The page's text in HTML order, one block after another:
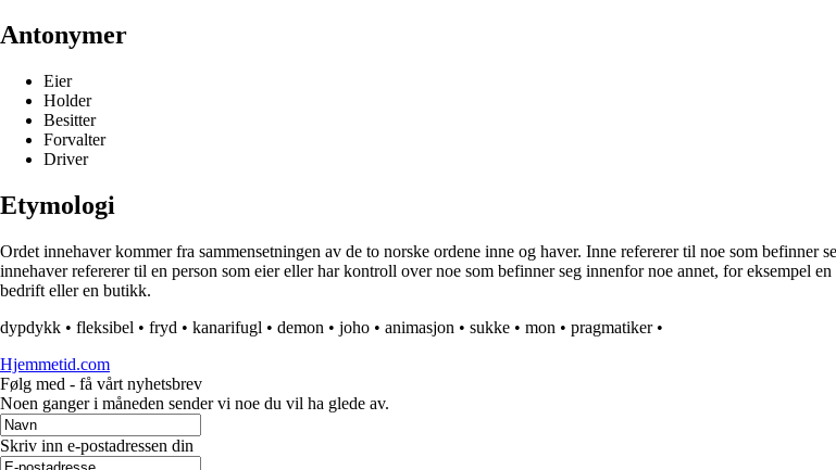
Antonymer
Eier
Holder
Besitter
Forvalter
Driver
Etymologi
Ordet innehaver kommer fra sammensetningen av de to norske ordene inne og haver. Inne refererer til noe som befinner
innehaver refererer til en person som eier eller har kontroll over noe som befinner seg innenfor noe annet, for eksempel
bedrift eller en butikk.
dypdykk • fleksibel • fryd • kanarifugl • demon • joho • animasjon • sukke • mon • pragmatiker•
Hjemmetid.com
Følg med - få vårt nyhetsbrev
Noen ganger i måneden sender vi noe du vil ha glede av.
Skriv inn e-postadressen din